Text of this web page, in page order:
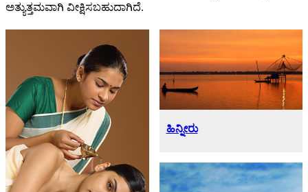
ಅತ್ಯುತ್ತಮವಾಗಿ ವೀಕ್ಷಿಸಬಹುದಾಗಿದೆ.
ಹಿನ್ನೀರು